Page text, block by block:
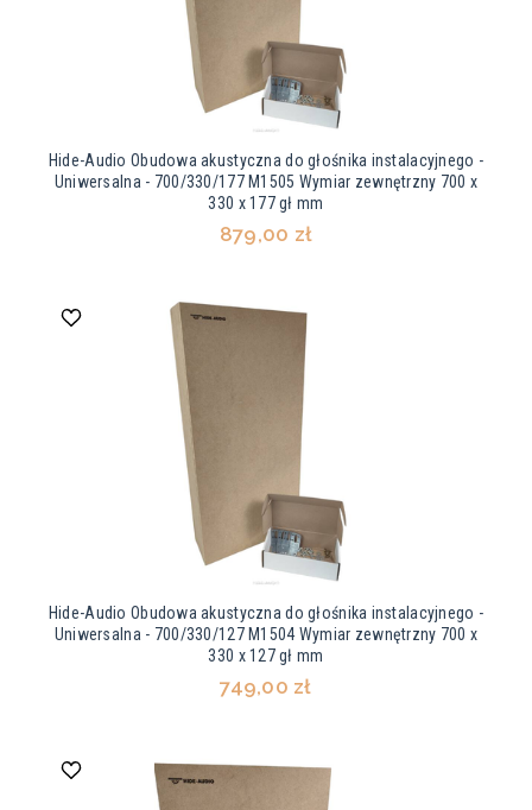
Hide-Audio Obudowa akustyczna do głośnika instalacyjnego -
Uniwersalna - 700/330/177 M1505 Wymiar zewnętrzny 700 x
330 x 177 gł mm
879,00 zł
Hide-Audio Obudowa akustyczna do głośnika instalacyjnego -
Uniwersalna - 700/330/127 M1504 Wymiar zewnętrzny 700 x
330 x 127 gł mm
749,00 zł